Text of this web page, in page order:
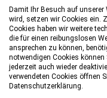
RECHTLICHES
HÄNDLER
WIR HELFEN IHNEN
Bitte beachten Sie,
Damit Ihr Besuch auf
wird, setzen wir Cookies ein.
Cookies haben wir weitere
die für einen reibungslosen
ansprechen zu können,
notwendigen Cookies können
jederzeit auch wieder
verwendeten Cookies öffnen
Datenschutzerklärung.